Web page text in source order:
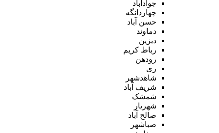
جوادآباد
چهاردانگه
حسن آباد
دماوند
دیزین
رباط کریم
رودهن
ری
شاهدشهر
شریف آباد
شمشک
شهریار
صالح آباد
صباشهر